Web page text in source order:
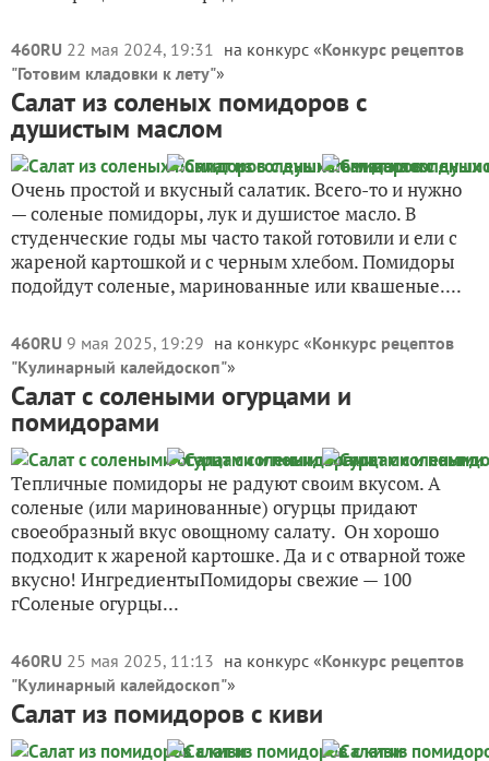
460RU 22 мая 2024, 19:31 на конкурс «Конкурс рецептов
"Готовим кладовки к лету"»
Салат из соленых помидоров с
душистым маслом
Очень простой и вкусный салатик. Всего-то и нужно
— соленые помидоры, лук и душистое масло. В
студенческие годы мы часто такой готовили и ели с
жареной картошкой и с черным хлебом. Помидоры
подойдут соленые, маринованные или квашеные....
460RU 9 мая 2025, 19:29 на конкурс «Конкурс рецептов
"Кулинарный калейдоскоп"»
Салат с солеными огурцами и
помидорами
Тепличные помидоры не радуют своим вкусом. А
соленые (или маринованные) огурцы придают
своеобразный вкус овощному салату. Он хорошо
подходит к жареной картошке. Да и с отварной тоже
вкусно! ИнгредиентыПомидоры свежие — 100
гСоленые огурцы...
460RU 25 мая 2025, 11:13 на конкурс «Конкурс рецептов
"Кулинарный калейдоскоп"»
Салат из помидоров с киви